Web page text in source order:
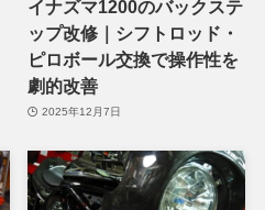
イナズマ1200のバックステ
ップ改修｜シフトロッド・
ピロボール交換で操作性を
劇的改善
2025年12月7日